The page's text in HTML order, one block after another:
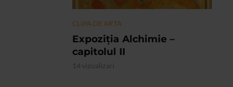
CLIPA DE ARTA
Expoziția Alchimie –
capitolul II
14 vizualizari